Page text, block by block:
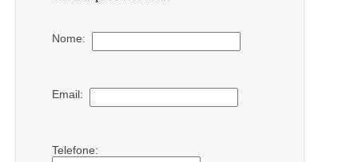
Nome:
Email:
Telefone: